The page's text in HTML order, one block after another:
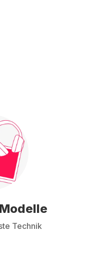
Technik